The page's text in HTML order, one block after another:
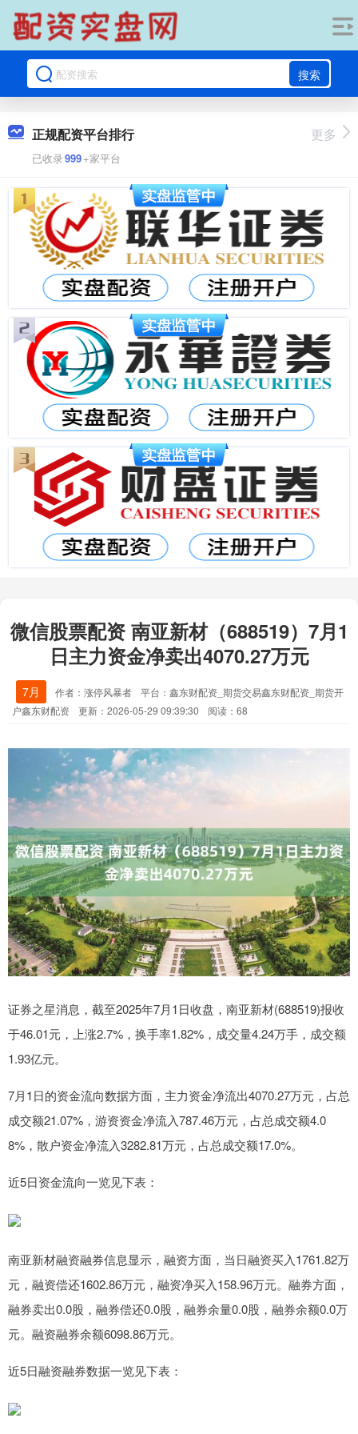
搜索
正规配资平台排行
已收录999+家平台
更多
微信股票配资 南亚新材（688519）7月1
日主力资金净卖出4070.27万元
7月 作者：涨停风暴者
平台：鑫东财配资_期货交易鑫东财配资_期货开
户鑫东财配资
更新：2026-05-29 09:39:30 阅读：68
证券之星消息，截至2025年7月1日收盘，南亚新材(688519)报收
于46.01元，上涨2.7%，换手率1.82%，成交量4.24万手，成交额
1.93亿元。
7月1日的资金流向数据方面，主力资金净流出4070.27万元，占总
成交额21.07%，游资资金净流入787.46万元，占总成交额4.0
8%，散户资金净流入3282.81万元，占总成交额17.0%。
近5日资金流向一览见下表：
南亚新材融资融券信息显示，融资方面，当日融资买入1761.82万
元，融资偿还1602.86万元，融资净买入158.96万元。融券方面，
融券卖出0.0股，融券偿还0.0股，融券余量0.0股，融券余额0.0万
元。融资融券余额6098.86万元。
近5日融资融券数据一览见下表：